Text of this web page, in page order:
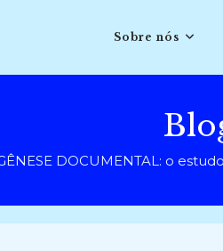
Sobre nós
DOCUMENTAL: o